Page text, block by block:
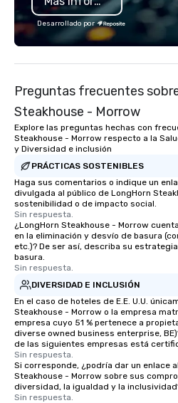
Desarrollado por
Preguntas frecuentes
Steakhouse - Morrow
Explore las preguntas hechas con
Steakhouse - Morrow respecto a la
y Diversidad e inclusión
PRÁCTICAS SOSTENIBLES
Haga sus comentarios o indique un
divulgada al público de LongHorn
sostenibilidad o de impacto social.
Sin respuesta.
¿LongHorn Steakhouse - Morrow
en la eliminación y desvío de basura
etc.)? De ser así, describa su
basura.
Sin respuesta.
DIVERSIDAD E INCLUSIÓN
En el caso de hoteles de E.E. U.U.
Steakhouse - Morrow o la empresa
empresa cuyo 51 % pertenece a
diverse owned business enterprise,
de las siguientes empresas está
Sin respuesta.
Si corresponde, ¿podría dar un enlace
Steakhouse - Morrow sobre sus
diversidad, la igualdad y la
Sin respuesta.